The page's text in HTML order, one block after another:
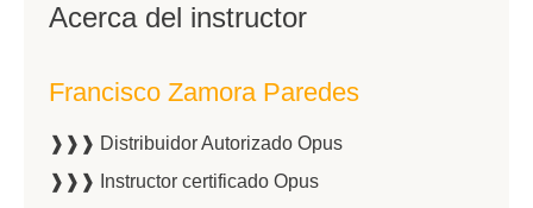
Acerca del instructor
Francisco Zamora Paredes
❱❱❱ Distribuidor Autorizado Opus
❱❱❱ Instructor certificado Opus